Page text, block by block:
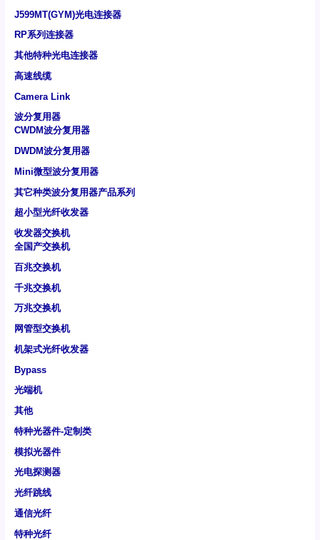
J599MT(GYM)光电连接器
RP系列连接器
其他特种光电连接器
高速线缆
Camera Link
波分复用器
CWDM波分复用器
DWDM波分复用器
Mini微型波分复用器
其它种类波分复用器产品系列
超小型光纤收发器
收发器交换机
全国产交换机
百兆交换机
千兆交换机
万兆交换机
网管型交换机
机架式光纤收发器
Bypass
光端机
其他
特种光器件-定制类
模拟光器件
光电探测器
光纤跳线
通信光纤
特种光纤